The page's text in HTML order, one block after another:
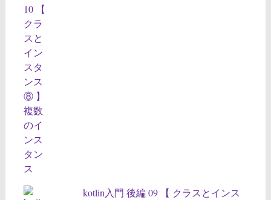
kotlin入門 後編 09 【 クラスとインス